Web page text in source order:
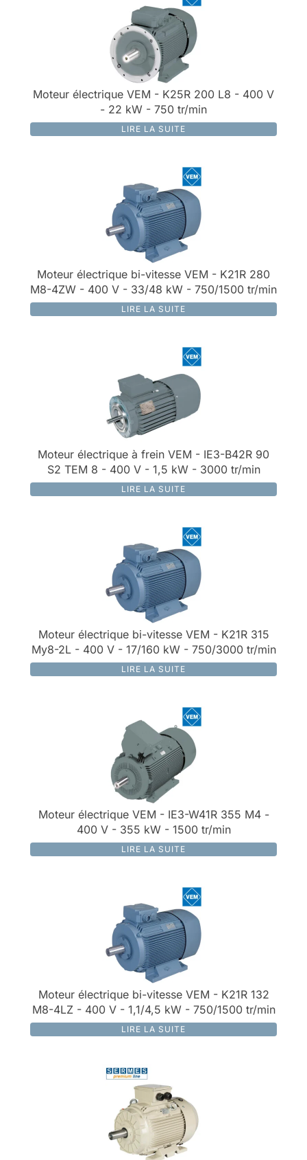
Moteur électrique VEM - K25R 200 L8 - 400 V
- 22 kW - 750 tr/min
LIRE LA SUITE
Moteur électrique bi-vitesse VEM - K21R 280
M8-4ZW - 400 V - 33/48 kW - 750/1500 tr/min
LIRE LA SUITE
Moteur électrique à frein VEM - IE3-B42R 90
S2 TEM 8 - 400 V - 1,5 kW - 3000 tr/min
LIRE LA SUITE
Moteur électrique bi-vitesse VEM - K21R 315
My8-2L - 400 V - 17/160 kW - 750/3000 tr/min
LIRE LA SUITE
Moteur électrique VEM - IE3-W41R 355 M4 -
400 V - 355 kW - 1500 tr/min
LIRE LA SUITE
Moteur électrique bi-vitesse VEM - K21R 132
M8-4LZ - 400 V - 1,1/4,5 kW - 750/1500 tr/min
LIRE LA SUITE